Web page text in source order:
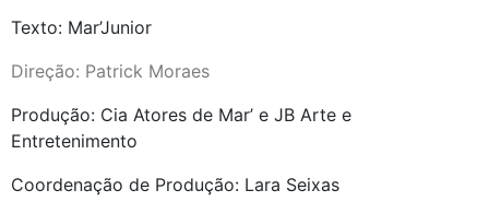
Texto: Mar’Junior
Direção: Patrick Moraes
Produção: Cia Atores de Mar’ e JB Arte e
Entretenimento
Coordenação de Produção: Lara Seixas